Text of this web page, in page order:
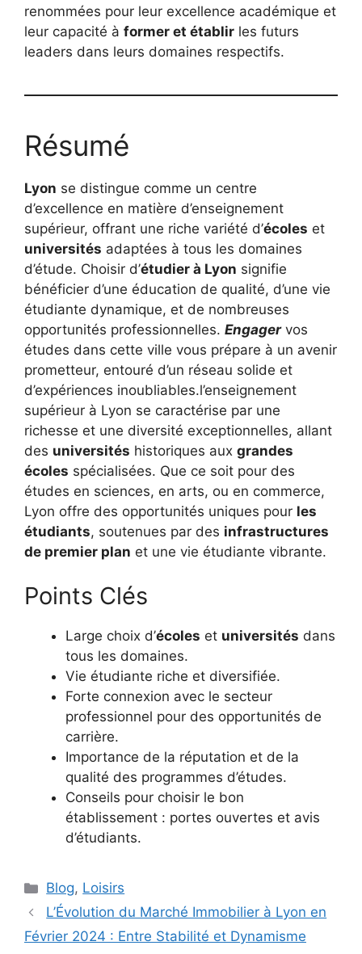
renommées pour leur excellence académique et
leur capacité à former et établir les futurs
leaders dans leurs domaines respectifs.
Résumé
Lyon se distingue comme un centre
d’excellence en matière d’enseignement
supérieur, offrant une riche variété d’écoles et
universités adaptées à tous les domaines
d’étude. Choisir d’étudier à Lyon signifie
bénéficier d’une éducation de qualité, d’une vie
étudiante dynamique, et de nombreuses
opportunités professionnelles. Engagervos
études dans cette ville vous prépare à un avenir
prometteur, entouré d’un réseau solide et
d’expériences inoubliables.l’enseignement
supérieur à Lyon se caractérise par une
richesse et une diversité exceptionnelles, allant
des universités historiques aux grandes
écoles spécialisées. Que ce soit pour des
études en sciences, en arts, ou en commerce,
Lyon offre des opportunités uniques pour les
étudiants, soutenues par des infrastructures
de premier plan et une vie étudiante vibrante.
Points Clés
Large choix d’écoles et universités dans
tous les domaines.
Vie étudiante riche et diversifiée.
Forte connexion avec le secteur
professionnel pour des opportunités de
carrière.
Importance de la réputation et de la
qualité des programmes d’études.
Conseils pour choisir le bon
établissement : portes ouvertes et avis
d’étudiants.
Catégories
Blog, Loisirs
L’Évolution du Marché Immobilier à Lyon en
Février 2024 : Entre Stabilité et Dynamisme